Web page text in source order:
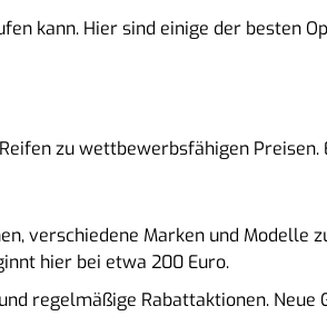
kann. Hier sind einige der besten
zu wettbewerbsfähigen
verschiedene Marken und Modelle
hier bei etwa 200 Euro.
regelmäßige Rabattaktionen. Neue